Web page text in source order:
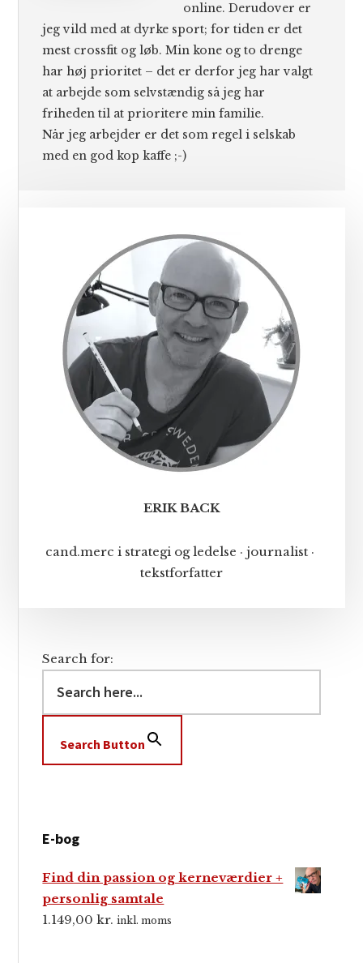
online. Derudover er
jeg vild med at dyrke sport; for tiden er det
mest crossfit og løb. Min kone og to drenge
har høj prioritet – det er derfor jeg har valgt
at arbejde som selvstændig så jeg har
friheden til at prioritere min familie.
Når jeg arbejder er det som regel i selskab
med en god kop kaffe ;-)
ERIK BACK
cand.merc i strategi og ledelse · journalist ·
tekstforfatter
Search for:
Search Button
E-bog
Find din passion og kerneværdier +
personlig samtale
1.149,00kr. inkl. moms